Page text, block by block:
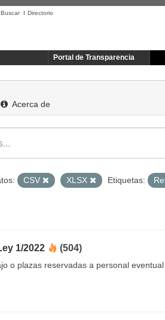
BuscarI Directorio
Portal de Transparencia
Acerca de
CSV XLSX Etiquetas:
1/2022 (504)
o plazas reservadas a personal